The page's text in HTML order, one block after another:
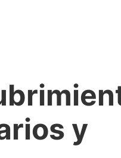
y